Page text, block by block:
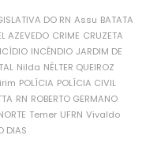
DO RN Assu BATATA
AZEVEDO CRIME CRUZETA
INCÊNDIO JARDIM DE
Nilda NÉLTER QUEIROZ
POLÍCIA POLÍCIA CIVIL
RN ROBERTO GERMANO
Temer UFRN Vivaldo
DIAS